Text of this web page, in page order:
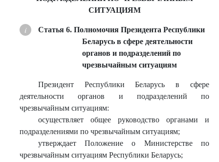
СИТУАЦИЯМ
Статья 6. Полномочия Президента Республики
Беларусь в сфере деятельности
органов и подразделений по
чрезвычайным ситуациям
Президент Республики Беларусь в сфере
деятельности органов и подразделений по
чрезвычайным ситуациям:
осуществляет общее руководство органами и
подразделениями по чрезвычайным ситуациям;
утверждает Положение о Министерстве по
чрезвычайным ситуациям Республики Беларусь;